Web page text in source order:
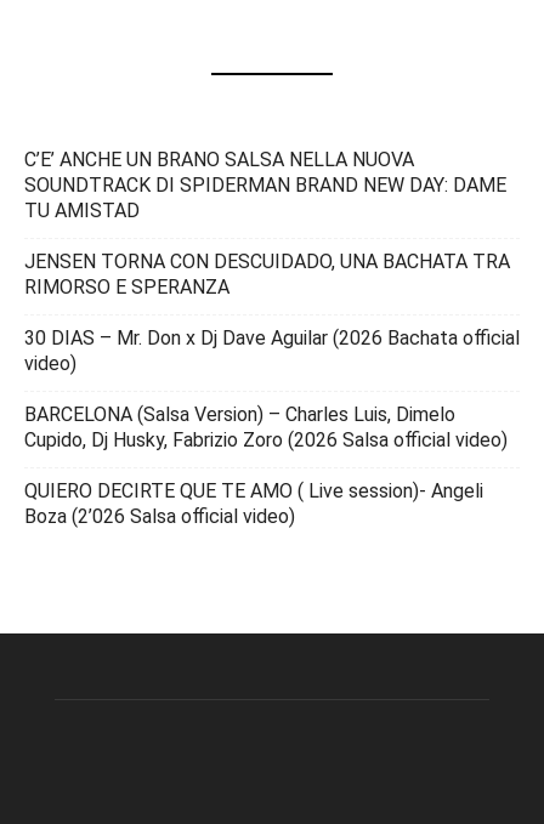
C’E’ ANCHE UN BRANO SALSA NELLA NUOVA
SOUNDTRACK DI SPIDERMAN BRAND NEW DAY: DAME
TU AMISTAD
JENSEN TORNA CON DESCUIDADO, UNA BACHATA TRA
RIMORSO E SPERANZA
30 DIAS – Mr. Don x Dj Dave Aguilar (2026 Bachata official
video)
BARCELONA (Salsa Version) – Charles Luis, Dimelo
Cupido, Dj Husky, Fabrizio Zoro (2026 Salsa official video)
QUIERO DECIRTE QUE TE AMO ( Live session)- Angeli
Boza (2’026 Salsa official video)